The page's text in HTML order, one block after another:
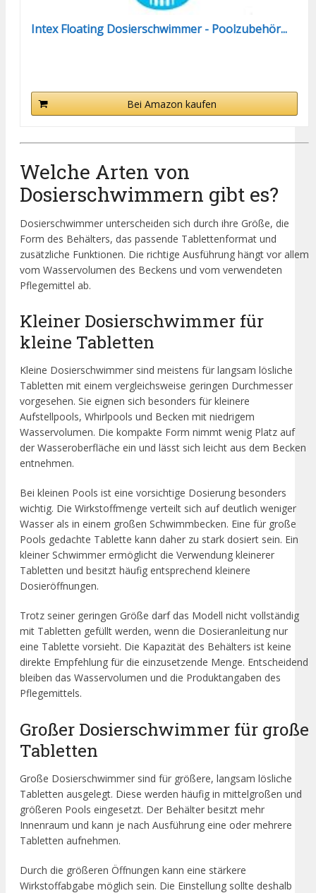
Intex Floating Dosierschwimmer - Poolzubehör...
Bei Amazon kaufen
Welche Arten von
Dosierschwimmern gibt es?
Dosierschwimmer unterscheiden sich durch ihre Größe, die
Form des Behälters, das passende Tablettenformat und
zusätzliche Funktionen. Die richtige Ausführung hängt vor allem
vom Wasservolumen des Beckens und vom verwendeten
Pflegemittel ab.
Kleiner Dosierschwimmer für
kleine Tabletten
Kleine Dosierschwimmer sind meistens für langsam lösliche
Tabletten mit einem vergleichsweise geringen Durchmesser
vorgesehen. Sie eignen sich besonders für kleinere
Aufstellpools, Whirlpools und Becken mit niedrigem
Wasservolumen. Die kompakte Form nimmt wenig Platz auf
der Wasseroberfläche ein und lässt sich leicht aus dem Becken
entnehmen.
Bei kleinen Pools ist eine vorsichtige Dosierung besonders
wichtig. Die Wirkstoffmenge verteilt sich auf deutlich weniger
Wasser als in einem großen Schwimmbecken. Eine für große
Pools gedachte Tablette kann daher zu stark dosiert sein. Ein
kleiner Schwimmer ermöglicht die Verwendung kleinerer
Tabletten und besitzt häufig entsprechend kleinere
Dosieröffnungen.
Trotz seiner geringen Größe darf das Modell nicht vollständig
mit Tabletten gefüllt werden, wenn die Dosieranleitung nur
eine Tablette vorsieht. Die Kapazität des Behälters ist keine
direkte Empfehlung für die einzusetzende Menge. Entscheidend
bleiben das Wasservolumen und die Produktangaben des
Pflegemittels.
Großer Dosierschwimmer für große
Tabletten
Große Dosierschwimmer sind für größere, langsam lösliche
Tabletten ausgelegt. Diese werden häufig in mittelgroßen und
größeren Pools eingesetzt. Der Behälter besitzt mehr
Innenraum und kann je nach Ausführung eine oder mehrere
Tabletten aufnehmen.
Durch die größeren Öffnungen kann eine stärkere
Wirkstoffabgabe möglich sein. Die Einstellung sollte deshalb